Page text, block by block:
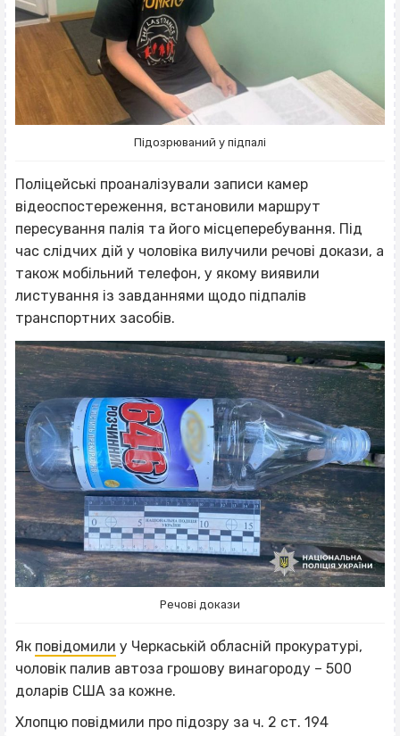
Підозрюваний у підпалі
Поліцейські проаналізували записи камер
відеоспостереження, встановили маршрут
пересування палія та його місцеперебування. Під
час слідчих дій у чоловіка вилучили речові докази, а
також мобільний телефон, у якому виявили
листування із завданнями щодо підпалів
транспортних засобів.
Речові докази
Як повідомили у Черкаській обласній прокуратурі,
чоловік палив автоза грошову винагороду – 500
доларів США за кожне.
Хлопцю повідмили про підозру за ч. 2 ст. 194